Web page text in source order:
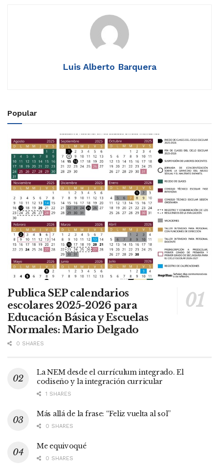
Luis Alberto Barquera
Popular
Publica SEP calendarios
escolares 2025-2026 para
Educación Básica y Escuelas
Normales: Mario Delgado
0 SHARES
La NEM desde el currículum integrado. El
codiseño y la integración curricular
1 SHARES
Más allá de la frase: “Feliz vuelta al sol”
0 SHARES
Me equivoqué
0 SHARES